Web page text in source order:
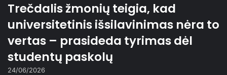
Trečdalis žmonių teigia, kad
universitetinis išsilavinimas nėra to
vertas – prasideda tyrimas dėl
studentų paskolų
24/06/2026